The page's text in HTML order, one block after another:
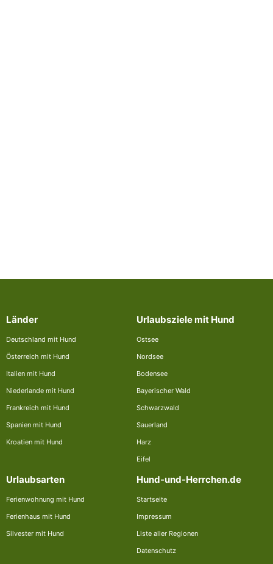
Länder
Deutschland mit Hund
Österreich mit Hund
Italien mit Hund
Niederlande mit Hund
Frankreich mit Hund
Spanien mit Hund
Kroatien mit Hund
Urlaubsziele mit Hund
Ostsee
Nordsee
Bodensee
Bayerischer Wald
Schwarzwald
Sauerland
Harz
Eifel
Urlaubsarten
Ferienwohnung mit Hund
Ferienhaus mit Hund
Silvester mit Hund
Hund-und-Herrchen.de
Startseite
Impressum
Liste aller Regionen
Datenschutz